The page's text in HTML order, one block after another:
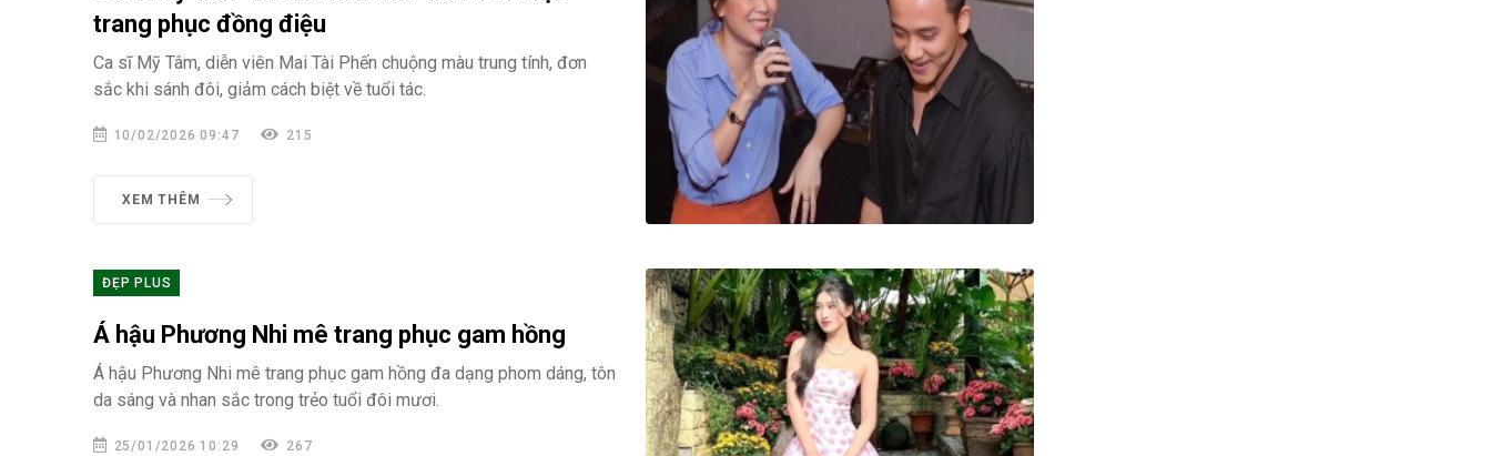
trang phục đồng điệu
Ca sĩ Mỹ Tâm, diễn viên Mai Tài Phến chuộng màu trung tính, đơn
sắc khi sánh đôi, giảm cách biệt về tuổi tác.
10/02/2026 09:47 215
XEM THÊM
ĐẸP PLUS
Á hậu Phương Nhi mê trang phục gam hồng
Á hậu Phương Nhi mê trang phục gam hồng đa dạng phom dáng, tôn
da sáng và nhan sắc trong trẻo tuổi đôi mươi.
25/01/2026 10:29 267